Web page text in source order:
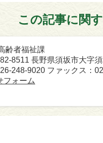
この記事に関
齢者福祉課
8511 長野県須坂市大字
248-9020 ファックス：
フォーム